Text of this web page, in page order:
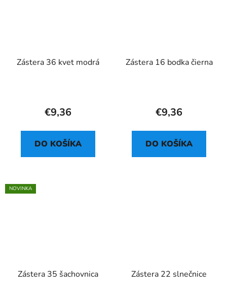
Zástera 36 kvet modrá
€9,36
DO KOŠÍKA
Zástera 16 bodka čierna
€9,36
DO KOŠÍKA
NOVINKA
Zástera 35 šachovnica Zástera 22 slnečnice